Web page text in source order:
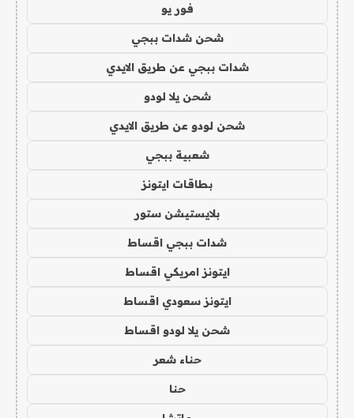
فور يو
شحن شدات ببجي
شدات ببجي عن طريق الايدي
شحن يلا لودو
شحن لودو عن طريق الايدي
شعبية ببجي
بطاقات ايتونز
بلايستيشن ستور
شدات ببجي اقساط
ايتونز امريكي اقساط
ايتونز سعودي اقساط
شحن يلا لودو اقساط
حناء شعر
حنا